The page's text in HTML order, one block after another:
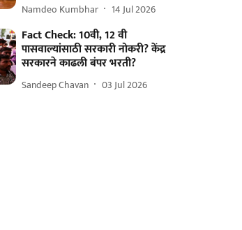
Namdeo Kumbhar 14 Jul 2026
Fact Check: 10वी, 12 वी
पासवाल्यांसाठी सरकारी नोकरी? केंद्र
सरकारने काढली बंपर भरती?
Sandeep Chavan 03 Jul 2026